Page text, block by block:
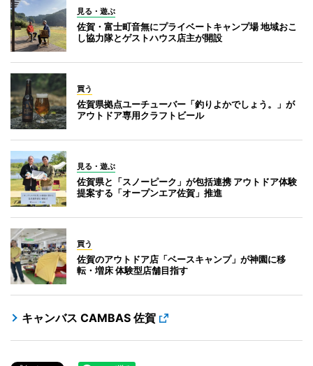
見る・遊ぶ
佐賀・富士町音無にプライベートキャンプ場 地域おこ
し協力隊とゲストハウス店主が開設
買う
佐賀県拠点ユーチューバー「釣りよかでしょう。」が
アウトドア専用クラフトビール
見る・遊ぶ
佐賀県と「スノーピーク」が包括連携 アウトドア体験
提案する「オープンエア佐賀」推進
買う
佐賀のアウトドア店「ベースキャンプ」が神園に移
転・増床 体験型店舗目指す
キャンバス CAMBAS 佐賀